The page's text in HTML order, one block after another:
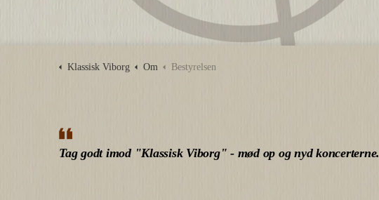
Klassisk Viborg Om Bestyrelsen
Tag godt imod "Klassisk Viborg" - mød op og nyd koncerterne.